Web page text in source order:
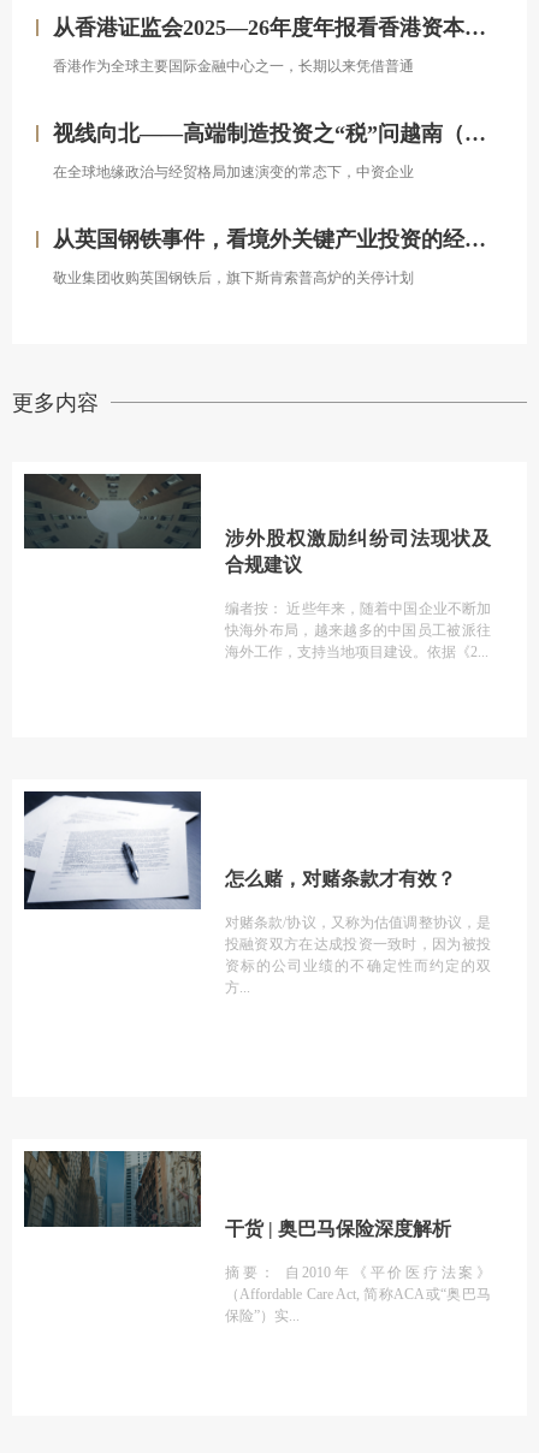
从香港证监会2025—26年度年报看香港资本市场发展的新方向
香港作为全球主要国际金融中心之一，长期以来凭借普通
视线向北——高端制造投资之“税”问越南（上）
在全球地缘政治与经贸格局加速演变的常态下，中资企业
从英国钢铁事件，看境外关键产业投资的经营处置权风险
敬业集团收购英国钢铁后，旗下斯肯索普高炉的关停计划
更多内容
涉外股权激励纠纷司法现状及
合规建议
编者按： 近些年来，随着中国企业不断加
快海外布局，越来越多的中国员工被派往
海外工作，支持当地项目建设。依据《2
怎么赌，对赌条款才有效？
对赌条款/协议，又称为估值调整协议，是
投融资双方在达成投资一致时，因为被投
资标的公司业绩的不确定性而约定的双
方
干货 | 奥巴马保险深度解析
摘要： 自2010年《平价医疗法案》
（Affordable Care Act, 简称ACA或“奥巴马
保险”）实